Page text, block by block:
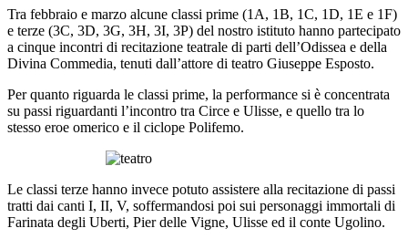
Tra febbraio e marzo alcune classi prime (1A, 1B, 1C, 1D, 1E e 1F)
e terze (3C, 3D, 3G, 3H, 3I, 3P) del nostro istituto hanno partecipato
a cinque incontri di recitazione teatrale di parti dell’Odissea e della
Divina Commedia, tenuti dall’attore di teatro Giuseppe Esposto.
Per quanto riguarda le classi prime, la performance si è concentrata
su passi riguardanti l’incontro tra Circe e Ulisse, e quello tra lo
stesso eroe omerico e il ciclope Polifemo.
Le classi terze hanno invece potuto assistere alla recitazione di passi
tratti dai canti I, II, V, soffermandosi poi sui personaggi immortali di
Farinata degli Uberti, Pier delle Vigne, Ulisse ed il conte Ugolino.